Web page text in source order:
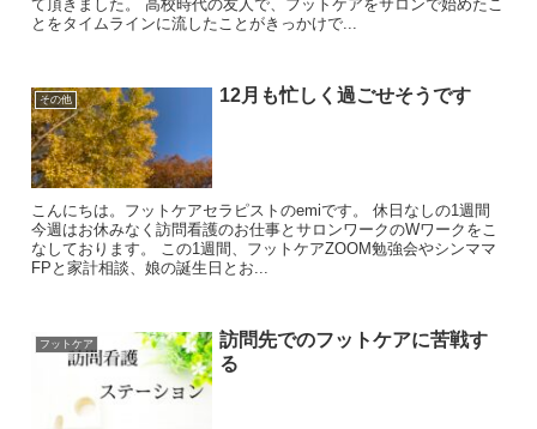
て頂きました。 高校時代の友人で、フットケアをサロンで始めたこ
とをタイムラインに流したことがきっかけで...
その他 12月も忙しく過ごせそうです
こんにちは。フットケアセラピストのemiです。 休日なしの1週間
今週はお休みなく訪問看護のお仕事とサロンワークのWワークをこ
なしております。 この1週間、フットケアZOOM勉強会やシンママ
FPと家計相談、娘の誕生日とお...
フットケア
訪問先でのフットケアに苦戦す
る